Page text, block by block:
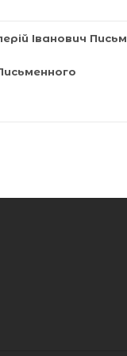
Іванович